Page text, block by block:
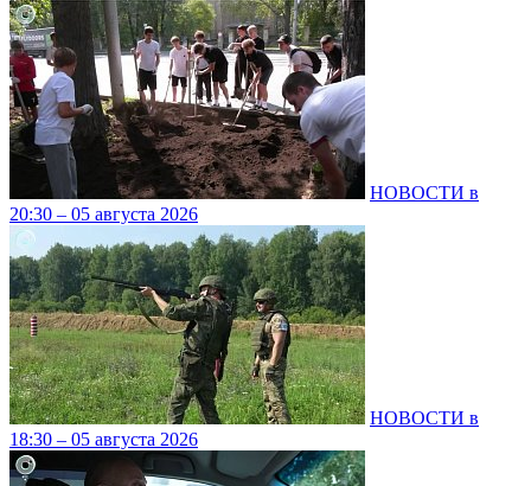
НОВОСТИ в
20:30 – 05 августа 2026
НОВОСТИ в
18:30 – 05 августа 2026